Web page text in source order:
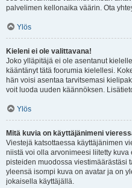
palvelimen kellonaika väärin. Ota
Ylös
Kieleni ei ole valittavana!
Joko ylläpitäjä ei ole asentanut
kääntänyt tätä foorumia kielellesi.
hän voisi asentaa tarvitsemasi
voit luoda uuden käännöksen.
Ylös
Mitä kuvia on käyttäjänimeni
Viestejä katsottaessa käyttäjänimen
niistä voi olla arvonimeesi liitetty
pisteiden muodossa viestimäärästäsi
yleensä isompi kuva on avatar ja on
jokaisella käyttäjällä.